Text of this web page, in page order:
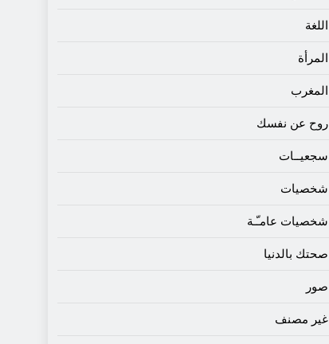
اللغة
المرأة
المغرب
روح عن نفسك
سجعيــات
شخصيات
شخصيات عامـّـة
صحتك بالدنيا
صور
غير مصنف